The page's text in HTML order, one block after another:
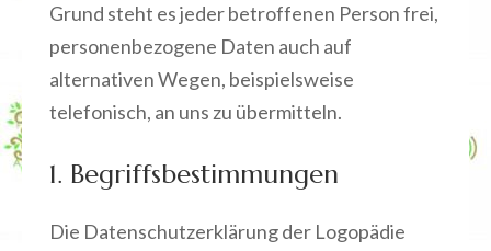
Grund steht es jeder betroffenen Person frei,
personenbezogene Daten auch auf
alternativen Wegen, beispielsweise
telefonisch, an uns zu übermitteln.
1. Begriffsbestimmungen
Die Datenschutzerklärung der Logopädie